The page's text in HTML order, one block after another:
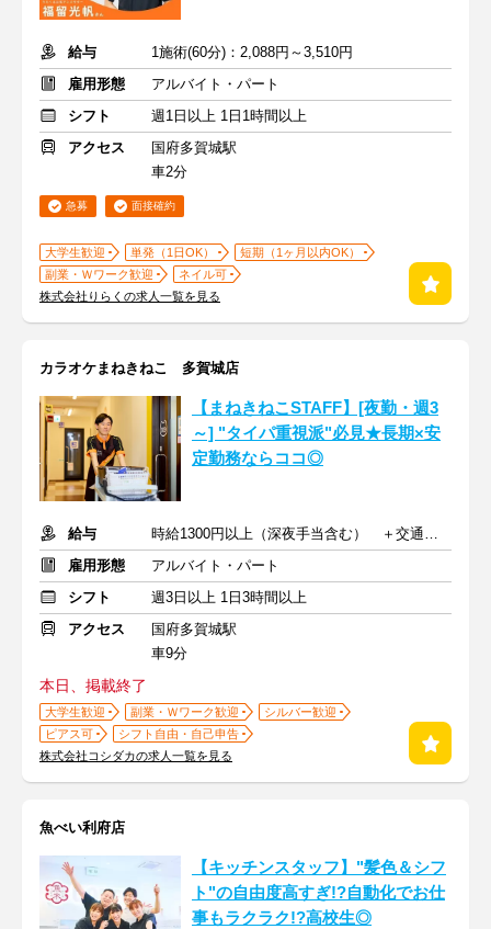
給与
1施術(60分)：2,088円～3,510円
雇用形態
アルバイト・パート
シフト
週1日以上 1日1時間以上
アクセス
国府多賀城駅
車2分
急募 面接確約
大学生歓迎 単発（1日OK）
短期（1ヶ月以内OK）
副業・Ｗワーク歓迎
ネイル可
株式会社りらくの求人一覧を見る
カラオケまねきねこ 多賀城店
【まねきねこSTAFF】[夜勤・週3
～] "タイパ重視派"必見★長期×安
定勤務ならココ◎
給与
時給1300円以上（深夜手当含む） ＋交通費支給
雇用形態
アルバイト・パート
シフト
週3日以上 1日3時間以上
アクセス
国府多賀城駅
車9分
本日、掲載終了
大学生歓迎 副業・Ｗワーク歓迎
シルバー歓迎
ピアス可
シフト自由・自己申告
株式会社コシダカの求人一覧を見る
魚べい利府店
【キッチンスタッフ】"髪色＆シフ
ト"の自由度高すぎ!?自動化でお仕
事もラクラク!?高校生◎